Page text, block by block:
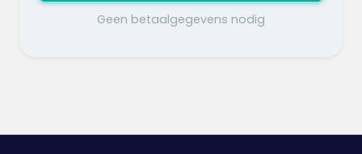
Geen betaalgegevens nodig